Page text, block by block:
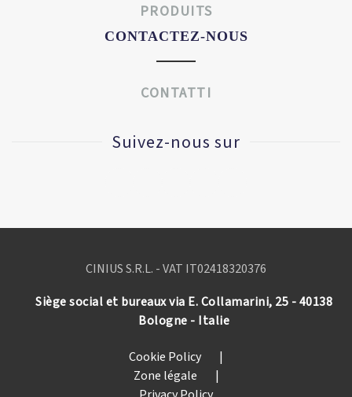
PRODUITS
CONTACTEZ-NOUS
CONTATTI
Suivez-nous sur
CINIUS S.R.L. - VAT IT02418320376
Siège social et bureaux via E. Collamarini, 25 - 40138
Bologne - Italie
Cookie Policy
|
Zone légale
|